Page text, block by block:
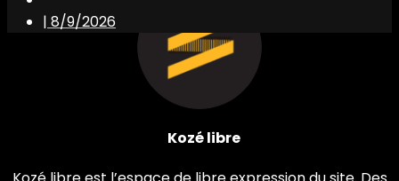
| 8/9/2026
Kozé libre